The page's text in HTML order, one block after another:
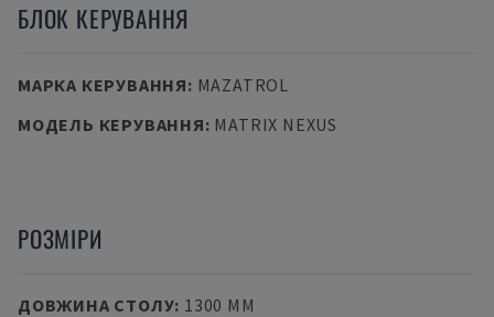
БЛОК КЕРУВАННЯ
МАРКА КЕРУВАННЯ: MAZATROL
МОДЕЛЬ КЕРУВАННЯ: MATRIX NEXUS
РОЗМІРИ
ДОВЖИНА СТОЛУ: 1300 MM